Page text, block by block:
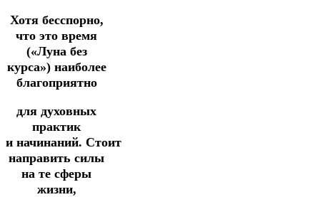
Хотя бесспорно,
что это время
(«Луна без
курса») наиболее
благоприятно
для духовных
практик
и начинаний. Стоит
направить силы
на те сферы
жизни,